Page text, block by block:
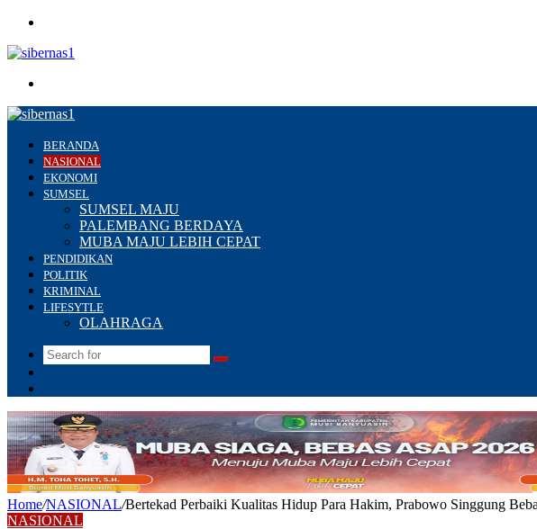
BERANDA
NASIONAL
EKONOMI
SUMSEL
SUMSEL MAJU
PALEMBANG BERDAYA
MUBA MAJU LEBIH CEPAT
PENDIDIKAN
POLITIK
KRIMINAL
LIFESYTLE
OLAHRAGA
Search
Home/NASIONAL/Bertekad Perbaiki Kualitas Hidup Para Hakim, Prabowo Singgung
NASIONAL